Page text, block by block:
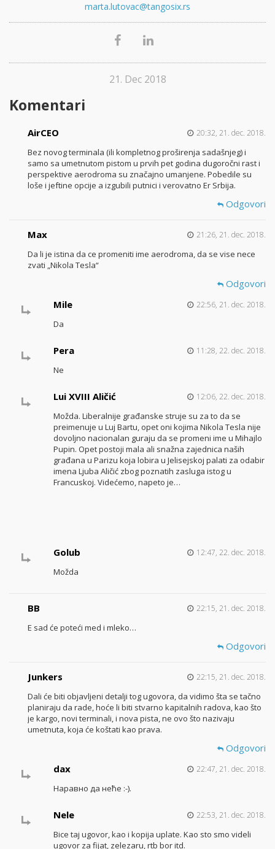
marta.lutovac@tangosix.rs
21. Dec 2018
Komentari
AirCEO 20:32, 21. dec. 2018.
Bez novog terminala (ili kompletnog proširenja sadašnjeg) i
samo sa umetnutom pistom u prvih pet godina dugoročni rast i
perspektive aerodroma su značajno umanjene. Pobedile su
loše i jeftine opcije a izgubili putnici i verovatno Er Srbija.
Odgovori
Max 21:26, 21. dec. 2018.
Da li je istina da ce promeniti ime aerodroma, da se vise nece
zvati „Nikola Tesla“
Odgovori
Mile
22:56, 21. dec. 2018.
Da
Pera 11:28, 22. dec. 2018.
Ne
Lui XVIII Aličić 12:06, 22. dec. 2018.
Možda. Liberalnije građanske struje su za to da se
preimenuje u Luj Bartu, opet oni kojima Nikola Tesla nije
dovoljno nacionalan guraju da se promeni ime u Mihajlo
Pupin. Opet postoji mala ali snažna zajednica naših
građana u Parizu koja lobira u Jelisejskoj palati za odabir
imena Ljuba Aličić zbog poznatih zasluga istog u
Francuskoj. Videćemo, napeto je…
Golub 12:47, 22. dec. 2018.
Možda
BB 22:15, 21. dec. 2018.
E sad će poteći med i mleko…
Odgovori
Junkers 22:15, 21. dec. 2018.
Dali će biti objavljeni detalji tog ugovora, da vidimo šta se tačno
planiraju da rade, hoće li biti stvarno kapitalnih radova, kao što
je kargo, novi terminali, i nova pista, ne ovo što nazivaju
umetnuta, koja će koštati kao prava.
Odgovori
dax
22:47, 21. dec. 2018.
Наравно да неће :-).
Nele 22:53, 21. dec. 2018.
Bice taj ugovor, kao i kopija uplate. Kao sto smo videli
ugovor za fijat, zelezaru, rtb bor itd.